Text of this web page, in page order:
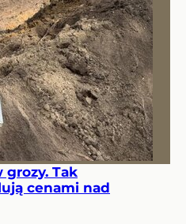
grozy. Tak
cenami nad